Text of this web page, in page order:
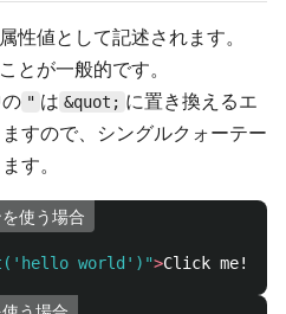
性値として記述されます。
とが一般的です。
" は &quot; に置き換えるエ
すので、シングルクォーテー
す。
使う場合
world')">Click me!